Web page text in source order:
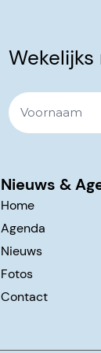
Nieuws &
Home
Agenda
Nieuws
Fotos
Contact